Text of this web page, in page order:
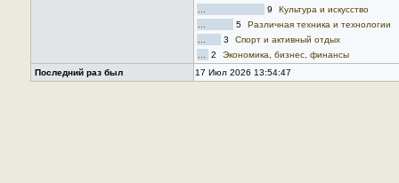
9
Культура и искусство
5
Различная техника и технологии
3
Спорт и активный отдых
2
Экономика, бизнес, финансы
Последний раз был
17 Июл 2026 13:54:47